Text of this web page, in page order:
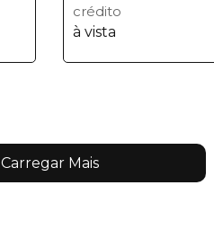
crédito
à vista
Carregar Mais